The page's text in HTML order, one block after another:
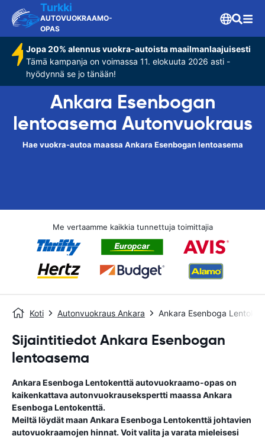
Turkki
AUTOVUOKRAAMO-
OPAS
Jopa 20% alennus vuokra-autoista maailmanlaajuisesti
Tämä kampanja on voimassa 11. elokuuta 2026 asti -
hyödynnä se jo tänään!
Ankara Esenbogan
lentoasema Autonvuokraus
Hae vuokra-autoa maassa Ankara Esenbogan lentoasema
Me vertaamme kaikkia tunnettuja toimittajia
Koti Autonvuokraus Ankara Ankara Esenboga
Sijaintitiedot Ankara Esenbogan
lentoasema
Ankara Esenboga Lentokenttäautovuokraamo-opason
kaikenkattava autonvuokrausekspertti maassaAnkara
Esenboga Lentokenttä.
Meiltä löydät maan Ankara Esenboga Lentokenttäjohtavien
autovuokraamojen hinnat. Voit valita ja varata mieleisesi